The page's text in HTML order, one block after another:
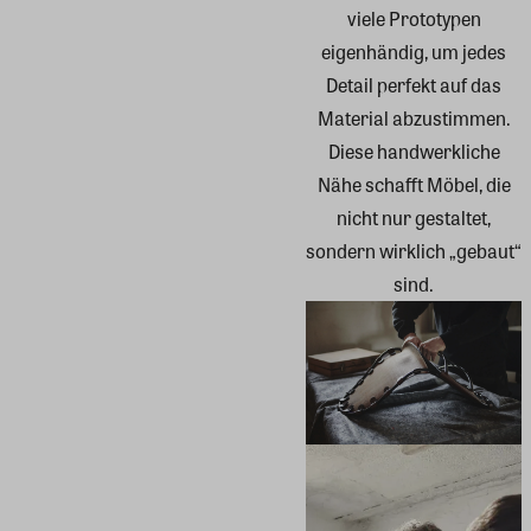
viele Prototypen
eigenhändig, um jedes
Detail perfekt auf das
Material abzustimmen.
Diese handwerkliche
Nähe schafft Möbel, die
nicht nur gestaltet,
sondern wirklich „gebaut“
sind.